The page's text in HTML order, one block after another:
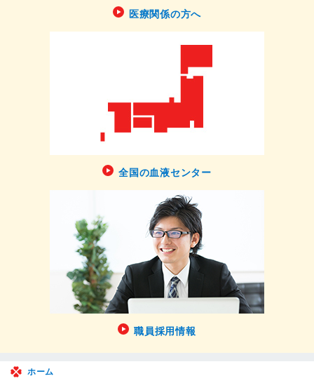
医療関係の方へ
全国の血液センター
職員採用情報
ホーム